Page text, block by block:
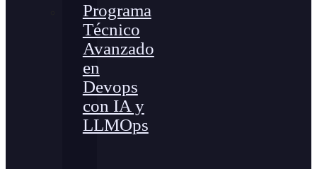
Programa
Técnico
Avanzado
en
Devops
con IA y
LLMOps